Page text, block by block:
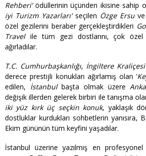
Rehberi’ödüllerinin üçünden ikisine sahip
iyi Turizm Yazarları’seçilen Özge Ersuve
özel gezilerini beraber gerçekleştirdikleri
Travelile tüm gezi dostlarını, çok özel
ağırladılar.
T.C. Cumhurbaşkanlığı, İngiltere
derece prestijli konukları ağırlamış olan ‘
edilen, İstanbulbaşta olmak üzere
değişik illerden gelerek birbiri ile tanışma
iki yüz kırk üç seçkin konuk, yaklaşık
dostluklar kurdukları sohbetlerin yanısıra,
Ekim gününün tüm keyfini yaşadılar.
İstanbul üzerine yazılmış en profesyonel